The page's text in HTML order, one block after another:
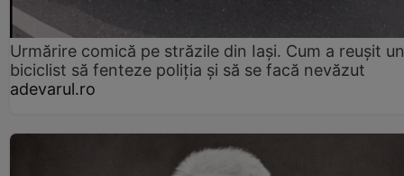
Urmărire comică pe străzile din Iași. Cum a reușit un
biciclist să fenteze poliția și să se facă nevăzut
adevarul.ro